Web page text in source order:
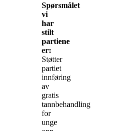
Spørsmålet
vi
har
stilt
partiene
er:
Støtter
partiet
innføring
av
gratis
tannbehandling
for
unge